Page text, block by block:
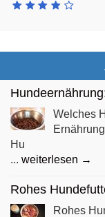
Welches
Ernährung
Hu
... weiterlesen →
Rohes
Rohes